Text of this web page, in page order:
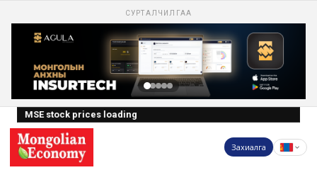
СУРТАЛЧИЛГАА
MSE stock prices loading
Захиалга